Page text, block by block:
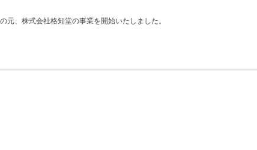
、株式会社格知堂の事業を開始いたしました。